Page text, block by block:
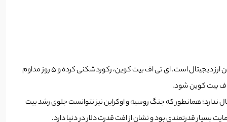
با وجود اتفاقات زئوپلیتیکالی و اقتصادی سهمگین در چند روز اخیر، بیت کوین توانسته است سطح 105 هزار دلار را حفظ کند. این موضوع نشان‌دهنده قدرت این ارز دیجیتال است. ای تی اف بیت کوین، رکوردشکنی کرده و 5 روز مداوم
ندارد؛ همانطور که جنگ روسیه و اوکراین نیز نتوانست جلوی رشد بیت